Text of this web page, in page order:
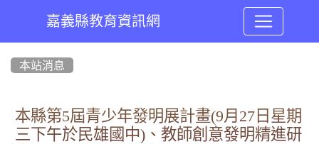
嘉義縣教育資訊網
本站消息
本縣第5屆青少年發明展計畫(9月27日星期
三下午於民雄國中)、教師創意發明精進研